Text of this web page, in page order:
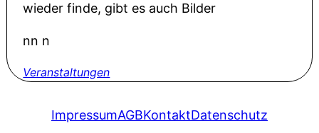
wieder finde, gibt es auch Bilder
nn n
Veranstaltungen
ImpressumAGBKontaktDatenschutz